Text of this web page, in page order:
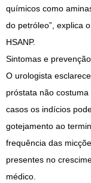
químicos como
do petróleo”, explica
HSANP.
Sintomas e prevenção
O urologista
próstata não
casos os indícios
gotejamento ao
frequência das
presentes no
médico.